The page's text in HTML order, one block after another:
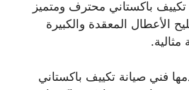
تكييف باكستاني محترف ومتميز
الأعطال المعقدة والكبيرة
فني صيانة تكييف باكستاني